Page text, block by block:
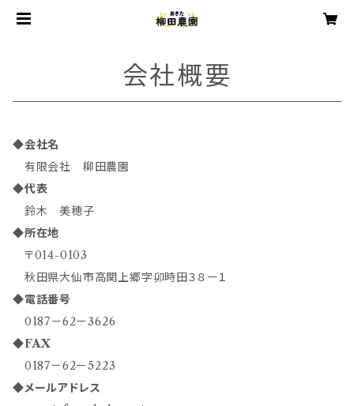
会社概要
◆会社名
有限会社 柳田農園
◆代表
鈴木 美穂子
◆所在地
〒014-0103
秋田県大仙市高関上郷字卯時田３８ー１
◆電話番号
0187－62ー3626
◆FAX
0187－62ー5223
◆メールアドレス